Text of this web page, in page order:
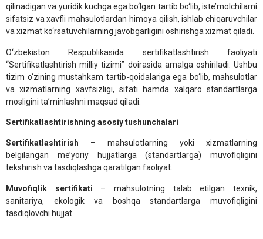
qilinadigan va yuridik kuchga ega bo‘lgan tartib bo‘lib, iste’molchilarni
sifatsiz va xavfli mahsulotlardan himoya qilish, ishlab chiqaruvchilar
va xizmat ko‘rsatuvchilarning javobgarligini oshirishga xizmat qiladi.
O‘zbekiston Respublikasida sertifikatlashtirish faoliyati
“Sertifikatlashtirish milliy tizimi” doirasida amalga oshiriladi. Ushbu
tizim o‘zining mustahkam tartib-qoidalariga ega bo‘lib, mahsulotlar
va xizmatlarning xavfsizligi, sifati hamda xalqaro standartlarga
mosligini ta’minlashni maqsad qiladi.
Sertifikatlashtirishning asosiy tushunchalari
Sertifikatlashtirish – mahsulotlarning yoki xizmatlarning
belgilangan me’yoriy hujjatlarga (standartlarga) muvofiqligini
tekshirish va tasdiqlashga qaratilgan faoliyat.
Muvofiqlik sertifikati – mahsulotning talab etilgan texnik,
sanitariya, ekologik va boshqa standartlarga muvofiqligini
tasdiqlovchi hujjat.